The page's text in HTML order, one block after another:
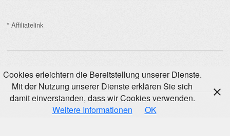
* Affiliatelink
Cookies erleichtern die Bereitstellung unserer Dienste.
Mit der Nutzung unserer Dienste erklären Sie sich
damit einverstanden, dass wir Cookies verwenden.
Weitere Informationen
OK